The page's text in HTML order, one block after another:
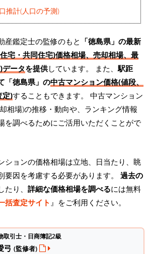
推計(人口の予測)
産鑑定士の監修のもと 「徳島県」の最新
宅・共同住宅)価格相場、売却相場、最
ータを提供しています。 また、駅距
「徳島県」の中古マンション価格(値段、
定)することもできます。 中古マンション
相場)の推移・動向や、ランキング情報
を調べるためにご活用いただくことがで
ションの価格相場は立地、日当たり、眺
要因を考慮する必要があります。 過去の
たり、 詳細な価格相場を調べるには無料
括査定サイト 』をご利用ください。
取引士・日商簿記2級
弓 (監修者)